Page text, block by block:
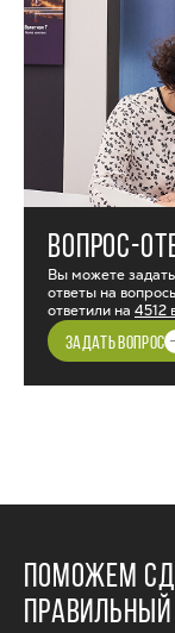
ВОПРОС-
Вы можете
ответы на
ответили на 4512
ЗАДАТЬ ВОПРОС
ПОМОЖЕМ